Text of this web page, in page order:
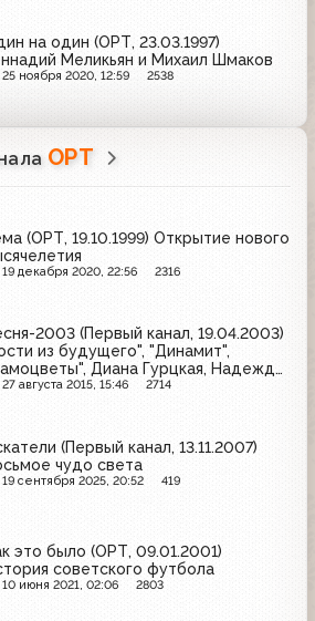
на один (ОРТ, 23.03.1997)
Меликьян и Михаил Шмаков
25 ноября 2020, 12:59 2538
ОРТ
(ОРТ, 19.10.1999) Открытие нового
19 декабря 2020, 22:56 2316
2003 (Первый канал, 19.04.2003)
из будущего", "Динамит",
Диана Гурцкая, Надежда
Валерий Меладзе, Алена
27 августа 2015, 15:46 2714
(Первый канал, 13.11.2007)
чудо света
19 сентября 2025, 20:52 419
это было (ОРТ, 09.01.2001)
советского футбола
10 июня 2021, 02:06 2803